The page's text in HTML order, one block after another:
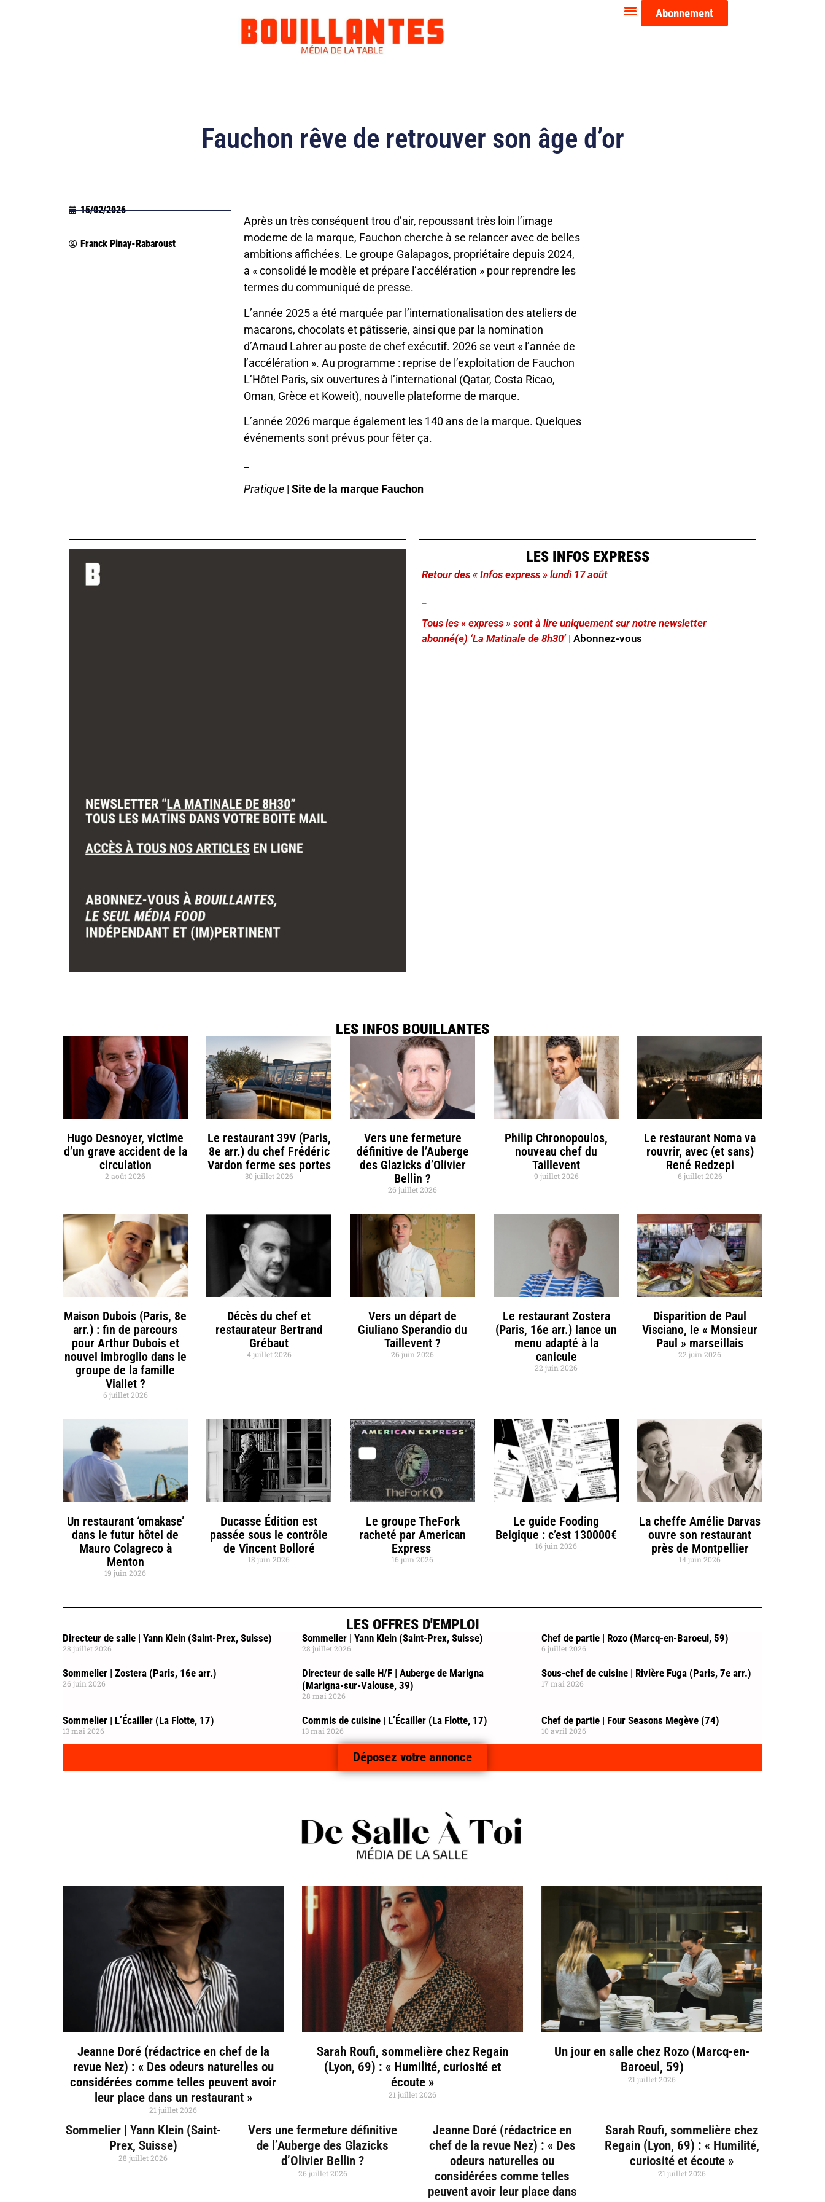
Abonnement
Fauchon rêve de retrouver son âge d’or
15/02/2026
Franck Pinay-Rabaroust
Après un très conséquent trou d’air, repoussant très loin l’image
moderne de la marque, Fauchon cherche à se relancer avec de belles
ambitions affichées. Le groupe Galapagos, propriétaire depuis 2024,
a « consolidé le modèle et prépare l’accélération » pour reprendre les
termes du communiqué de presse.
L’année 2025 a été marquée par l’internationalisation des ateliers de
macarons, chocolats et pâtisserie, ainsi que par la nomination
d’Arnaud Lahrer au poste de chef exécutif. 2026 se veut « l’année de
l’accélération ». Au programme : reprise de l’exploitation de Fauchon
L’Hôtel Paris, six ouvertures à l’international (Qatar, Costa Ricao,
Oman, Grèce et Koweit), nouvelle plateforme de marque.
L’année 2026 marque également les 140 ans de la marque. Quelques
événements sont prévus pour fêter ça.
Pratique | Site de la marque Fauchon
LES INFOS EXPRESS
Retour des « Infos express » lundi 17 août
Tous les « express » sont à lire uniquement sur notre newsletter
abonné(e) ‘La Matinale de 8h30’ | Abonnez-vous
LES INFOS BOUILLANTES
Hugo Desnoyer, victime
d’un grave accident de la
circulation
2 août 2026
Le restaurant 39V (Paris,
8e arr.) du chef Frédéric
Vardon ferme ses portes
30 juillet 2026
Vers une fermeture
définitive de l’Auberge
des Glazicks d’Olivier
Bellin ?
26 juillet 2026
Philip Chronopoulos,
nouveau chef du
Taillevent
9 juillet 2026
Le restaurant Noma va
rouvrir, avec (et sans)
René Redzepi
6 juillet 2026
Maison Dubois (Paris, 8e
arr.) : fin de parcours
pour Arthur Dubois et
nouvel imbroglio dans le
groupe de la famille
Viallet ?
6 juillet 2026
Décès du chef et
restaurateur Bertrand
Grébaut
4 juillet 2026
Vers un départ de
Giuliano Sperandio du
Taillevent ?
26 juin 2026
Le restaurant Zostera
(Paris, 16e arr.) lance un
menu adapté à la
canicule
22 juin 2026
Disparition de Paul
Visciano, le « Monsieur
Paul » marseillais
22 juin 2026
Un restaurant ‘omakase’
dans le futur hôtel de
Mauro Colagreco à
Menton
19 juin 2026
Ducasse Édition est
passée sous le contrôle
de Vincent Bolloré
18 juin 2026
Le groupe TheFork
racheté par American
Express
16 juin 2026
Le guide Fooding
Belgique : c’est 130000€
16 juin 2026
La cheffe Amélie Darvas
ouvre son restaurant
près de Montpellier
14 juin 2026
LES OFFRES D'EMPLOI
Directeur de salle | Yann Klein (Saint-Prex, Suisse)
28 juillet 2026
Sommelier | Yann Klein (Saint-Prex, Suisse)
28 juillet 2026
Chef de partie | Rozo (Marcq-en-Baroeul, 59)
6 juillet 2026
Sommelier | Zostera (Paris, 16e arr.)
26 juin 2026
Directeur de salle H/F | Auberge de Marigna
(Marigna-sur-Valouse, 39)
28 mai 2026
Sous-chef de cuisine | Rivière Fuga (Paris, 7e arr.)
17 mai 2026
Sommelier | L’Écailler (La Flotte, 17)
13 mai 2026
Commis de cuisine | L’Écailler (La Flotte, 17)
13 mai 2026
Chef de partie | Four Seasons Megève (74)
10 avril 2026
Déposez votre annonce
Jeanne Doré (rédactrice en chef de la
revue Nez) : « Des odeurs naturelles ou
considérées comme telles peuvent avoir
leur place dans un restaurant »
21 juillet 2026
Sarah Roufi, sommelière chez Regain
(Lyon, 69) : « Humilité, curiosité et
écoute »
21 juillet 2026
Un jour en salle chez Rozo (Marcq-en-
Baroeul, 59)
21 juillet 2026
Sommelier | Yann Klein (Saint-
Prex, Suisse)
28 juillet 2026
Vers une fermeture définitive
de l’Auberge des Glazicks
d’Olivier Bellin ?
26 juillet 2026
Jeanne Doré (rédactrice en
chef de la revue Nez) : « Des
odeurs naturelles ou
considérées comme telles
peuvent avoir leur place dans
Sarah Roufi, sommelière chez
Regain (Lyon, 69) : « Humilité,
curiosité et écoute »
21 juillet 2026